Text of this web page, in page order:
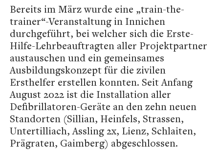
Bereits im März wurde eine „train-the-
trainer“-Veranstaltung in Innichen
durchgeführt, bei welcher sich die Erste-
Hilfe-Lehrbeauftragten aller Projektpartner
austauschen und ein gemeinsames
Ausbildungskonzept für die zivilen
Ersthelfer erstellen konnten. Seit Anfang
August 2022 ist die Installation aller
Defibrillatoren-Geräte an den zehn neuen
Standorten (Sillian, Heinfels, Strassen,
Untertilliach, Assling 2x, Lienz, Schlaiten,
Prägraten, Gaimberg) abgeschlossen.